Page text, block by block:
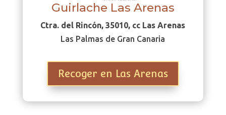
Guirlache Las Arenas
Ctra. del Rincón, 35010, cc Las Arenas
Las Palmas de Gran Canaria
Recoger en Las Arenas